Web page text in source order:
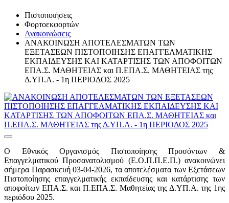
Πιστοποιήσεις
Φορτοεκφορτών
Ανακοινώσεις
ΑΝΑΚΟΙΝΩΣΗ ΑΠΟΤΕΛΕΣΜΑΤΩΝ ΤΩΝ
ΕΞΕΤΑΣΕΩΝ ΠΙΣΤΟΠΟΙΗΣΗΣ ΕΠΑΓΓΕΛΜΑΤΙΚΗΣ
ΕΚΠΑΙΔΕΥΣΗΣ ΚΑΙ ΚΑΤΑΡΤΙΣΗΣ ΤΩΝ ΑΠΟΦΟΙΤΩΝ
ΕΠΑ.Σ. ΜΑΘΗΤΕΙΑΣ και Π.ΕΠΑ.Σ. ΜΑΘΗΤΕΙΑΣ της
Δ.ΥΠ.Α. - 1η ΠΕΡΙΟΔΟΣ 2025
O Εθνικός Οργανισμός Πιστοποίησης Προσόντων &
Επαγγελματικού Προσανατολισμού (Ε.Ο.Π.Π.Ε.Π.) ανακοινώνει
σήμερα Παρασκευή 03-04-2026, τα αποτελέσματα των Εξετάσεων
Πιστοποίησης επαγγελματικής εκπαίδευσης και κατάρτισης των
αποφοίτων ΕΠΑ.Σ. και Π.ΕΠΑ.Σ. Μαθητείας της Δ.ΥΠ.Α. της 1ης
περιόδου 2025.